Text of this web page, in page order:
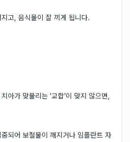
고, 음식물이 잘 끼게 됩니다.
아가 맞물리는 '교합'이 맞지 않으면,
되어 보철물이 깨지거나 임플란트 자